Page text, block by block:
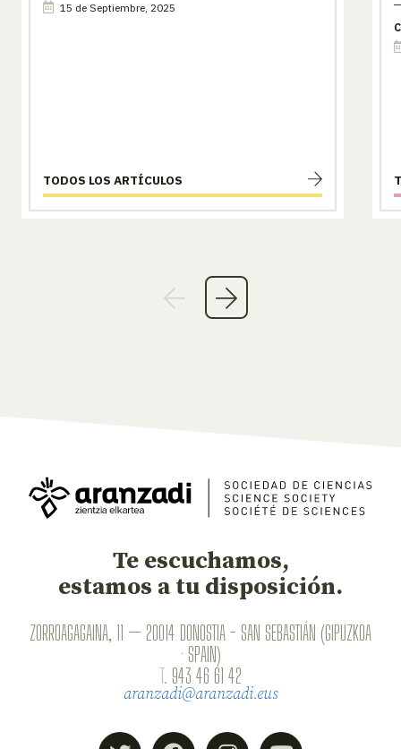
15 de Septiembre, 2025
TODOS LOS ARTÍCULOS
Te escuchamos,
estamos a tu disposición.
ZORROAGAGAINA, 11 — 20014 DONOSTIA - SAN SEBASTIÁN (GIPUZKOA
· SPAIN)
T. 943 46 61 42
aranzadi@aranzadi.eus